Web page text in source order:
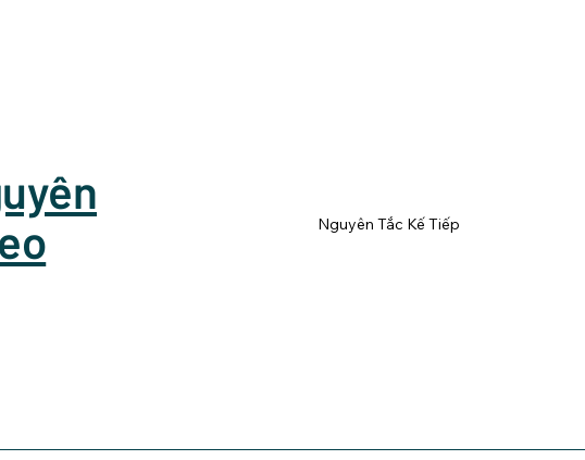
Nguyên Tắc Kế Tiếp